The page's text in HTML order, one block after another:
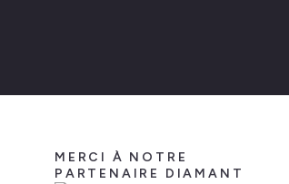
MERCI À NOTRE
PARTENAIRE DIAMANT